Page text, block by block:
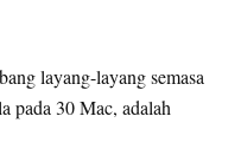
layang-layang semasa
pada 30 Mac, adalah